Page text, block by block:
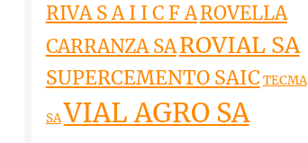
RIVA S A I I C F AROVELLA
CARRANZA SAROVIAL SA
SUPERCEMENTO SAIC TECMA
SAVIAL AGRO SA